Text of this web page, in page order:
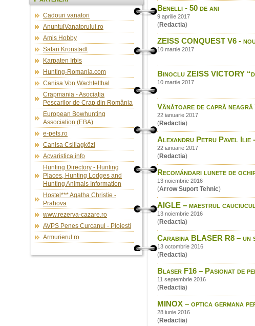
Cadouri vanatori
AnuntulVanatorului.ro
Amis Hobby
Safari Kronstadt
Karpaten Irbis
Hunting-Romania.com
Canisa Von Wachtelthal
Crapmania - Asociaţia
Pescarilor de Crap din România
European Bowhunting
Association (EBA)
e-pets.ro
Canisa Csillagközi
Acvaristica.info
Hunting Directory - Hunting
Places, Hunting Lodges and
Hunting Animals Information
Hostel*** Agatha Christie -
Prahova
www.rezerva-cazare.ro
AVPS Penes Curcanul - Ploiesti
Armurierul.ro
Benelli - 50 de ani
9 aprilie 2017
(Redactia)
ZEISS CONQUEST V6 -
10 martie 2017
Binoclu ZEISS VICTORY
10 martie 2017
Vânătoare de capră neagră
22 ianuarie 2017
(Redactia)
Alexandru Petru Pavel Ilie
22 ianuarie 2017
(Redactia)
Recomăndari lunete de
13 noiembrie 2016
(Arrow Suport Tehnic)
AIGLE – maestrul
13 noiembrie 2016
(Redactia)
Carabina BLASER R8 – un
13 octombrie 2016
(Redactia)
Blaser F16 – Pasionat de
11 septembrie 2016
(Redactia)
MINOX – optica germana
28 iunie 2016
(Redactia)